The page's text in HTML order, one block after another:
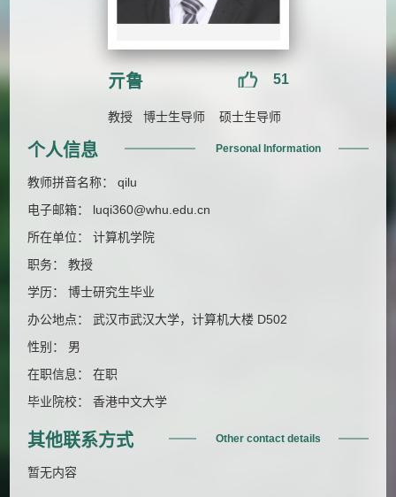
亓鲁 51
教授 博士生导师 硕士生导师
个人信息 Personal Information
教师拼音名称： qilu
电子邮箱： luqi360@whu.edu.cn
所在单位： 计算机学院
职务： 教授
学历： 博士研究生毕业
办公地点： 武汉市武汉大学，计算机大楼 D502
性别： 男
在职信息： 在职
毕业院校： 香港中文大学
其他联系方式 Other contact details
暂无内容